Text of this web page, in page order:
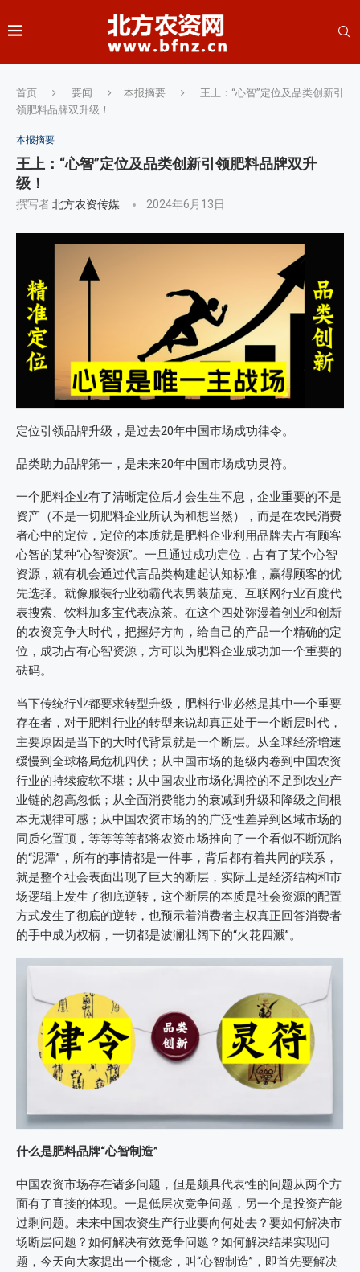
首页 要闻 本报摘要
王上：“心智”定位及品类创新引
领肥料品牌双升级！
本报摘要
王上：“心智”定位及品类创新引领肥料品牌双升
级！
撰写者北方农资传媒 2024年6月13日
定位引领品牌升级，是过去20年中国市场成功律令。
品类助力品牌第一，是未来20年中国市场成功灵符。
一个肥料企业有了清晰定位后才会生生不息，企业重要的不是
资产（不是一切肥料企业所认为和想当然），而是在农民消费
者心中的定位，定位的本质就是肥料企业利用品牌去占有顾客
心智的某种“心智资源”。一旦通过成功定位，占有了某个心智
资源，就有机会通过代言品类构建起认知标准，赢得顾客的优
先选择。就像服装行业劲霸代表男装茄克、互联网行业百度代
表搜索、饮料加多宝代表凉茶。在这个四处弥漫着创业和创新
的农资竞争大时代，把握好方向，给自己的产品一个精确的定
位，成功占有心智资源，方可以为肥料企业成功加一个重要的
砝码。
当下传统行业都要求转型升级，肥料行业必然是其中一个重要
存在者，对于肥料行业的转型来说却真正处于一个断层时代，
主要原因是当下的大时代背景就是一个断层。从全球经济增速
缓慢到全球格局危机四伏；从中国市场的超级内卷到中国农资
行业的持续疲软不堪；从中国农业市场化调控的不足到农业产
业链的忽高忽低；从全面消费能力的衰减到升级和降级之间根
本无规律可感；从中国农资市场的的广泛性差异到区域市场的
同质化置顶，等等等等都将农资市场推向了一个看似不断沉陷
的“泥潭”，所有的事情都是一件事，背后都有着共同的联系，
就是整个社会表面出现了巨大的断层，实际上是经济结构和市
场逻辑上发生了彻底逆转，这个断层的本质是社会资源的配置
方式发生了彻底的逆转，也预示着消费者主权真正回答消费者
的手中成为权柄，一切都是波澜壮阔下的“火花四溅”。
什么是肥料品牌“心智制造”
中国农资市场存在诸多问题，但是颇具代表性的问题从两个方
面有了直接的体现。一是低层次竞争问题，另一个是投资产能
过剩问题。未来中国农资生产行业要向何处去？要如何解决市
场断层问题？如何解决有效竞争问题？如何解决结果实现问
题，今天向大家提出一个概念，叫“心智制造”，即首先要解决